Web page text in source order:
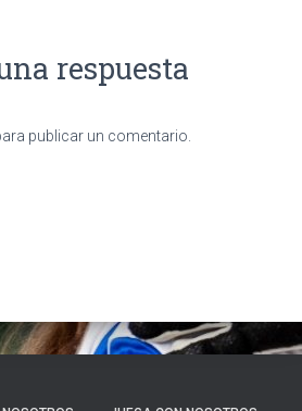
respuesta
publicar un comentario.